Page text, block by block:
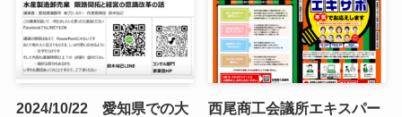
2024/10/22 愛知県での大
西尾商工会議所エキスパー